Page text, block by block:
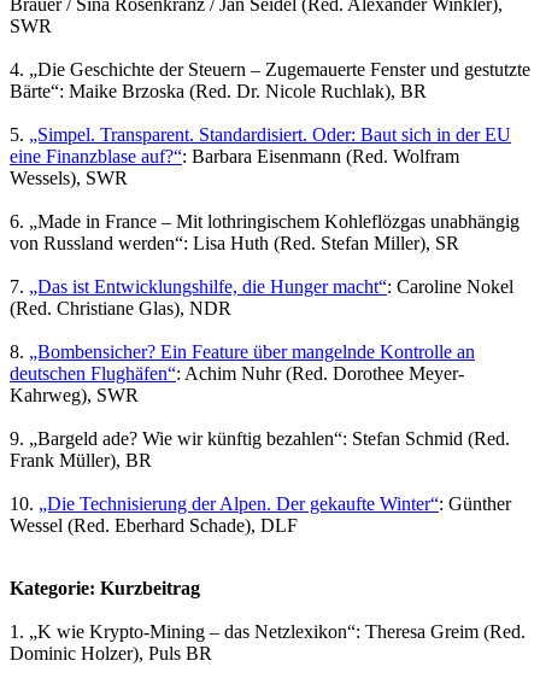
SWR
4. „Die Geschichte der Steuern – Zugemauerte Fenster und gestutzte
Bärte“: Maike Brzoska (Red. Dr. Nicole Ruchlak), BR
5. „Simpel. Transparent. Standardisiert. Oder: Baut sich in der EU
eine Finanzblase auf?“: Barbara Eisenmann (Red. Wolfram
Wessels), SWR
6. „Made in France – Mit lothringischem Kohleflözgas unabhängig
von Russland werden“: Lisa Huth (Red. Stefan Miller), SR
7. „Das ist Entwicklungshilfe, die Hunger macht“: Caroline Nokel
(Red. Christiane Glas), NDR
8. „Bombensicher? Ein Feature über mangelnde Kontrolle an
deutschen Flughäfen“: Achim Nuhr (Red. Dorothee Meyer-
Kahrweg), SWR
9. „Bargeld ade? Wie wir künftig bezahlen“: Stefan Schmid (Red.
Frank Müller), BR
10. „Die Technisierung der Alpen. Der gekaufte Winter“: Günther
Wessel (Red. Eberhard Schade), DLF
Kategorie: Kurzbeitrag
1. „K wie Krypto-Mining – das Netzlexikon“: Theresa Greim (Red.
Dominic Holzer), Puls BR